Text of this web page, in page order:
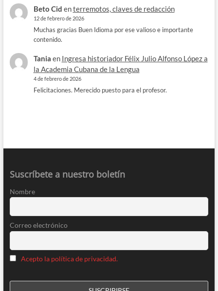
Beto Cid enterremotos, claves de redacción
12 de febrero de 2026
Muchas gracias Buen Idioma por ese valioso e importante
contenido.
Tania en Ingresa historiador Félix Julio Alfonso López a
la Academia Cubana de la Lengua
4 de febrero de 2026
Felicitaciones. Merecido puesto para el profesor.
Suscríbete a nuestro boletín
Nombre
Correo electrónico
Acepto la política de privacidad.